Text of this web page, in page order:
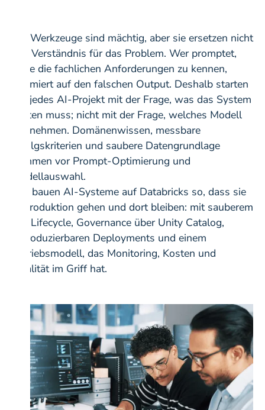
Die Werkzeuge sind mächtig, aber sie ersetzen nicht
das Verständnis für das Problem. Wer promptet,
ohne die fachlichen Anforderungen zu kennen,
optimiert auf den falschen Output. Deshalb starten
wir jedes AI-Projekt mit der Frage, was das System
leisten muss; nicht mit der Frage, welches Modell
wir nehmen. Domänenwissen, messbare
Erfolgskriterien und saubere Datengrundlage
kommen vor Prompt-Optimierung und
Modellauswahl.
Wir bauen AI-Systeme auf Databricks so, dass sie
in Produktion gehen und dort bleiben: mit sauberem
ML-Lifecycle, Governance über Unity Catalog,
reproduzierbaren Deployments und einem
Betriebsmodell, das Monitoring, Kosten und
Qualität im Griff hat.